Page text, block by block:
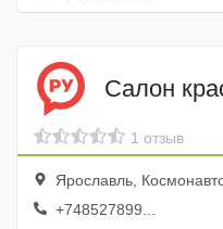
Салон
1 отзыв
Ярославль,
+748527899...